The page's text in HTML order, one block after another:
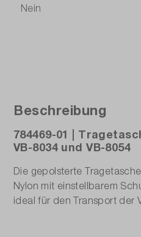
Nein
Beschreibung
784469-01 |
VB-8034 und VB-8054
Die gepolsterte
Nylon mit einstellbarem
ideal für den Transport der